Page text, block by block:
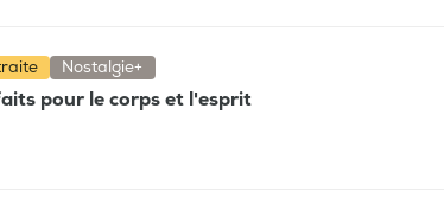
Nostalgie+
pour le corps et l'esprit